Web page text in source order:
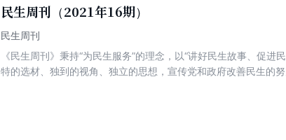
民生周刊（2021年16期）
民生周刊
《民生周刊》秉持“为民生服务”的理念，以“讲好民生故事、促
特的选材、独到的视角、独立的思想，宣传党和政府改善民生的